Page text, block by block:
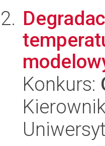
Konkurs: